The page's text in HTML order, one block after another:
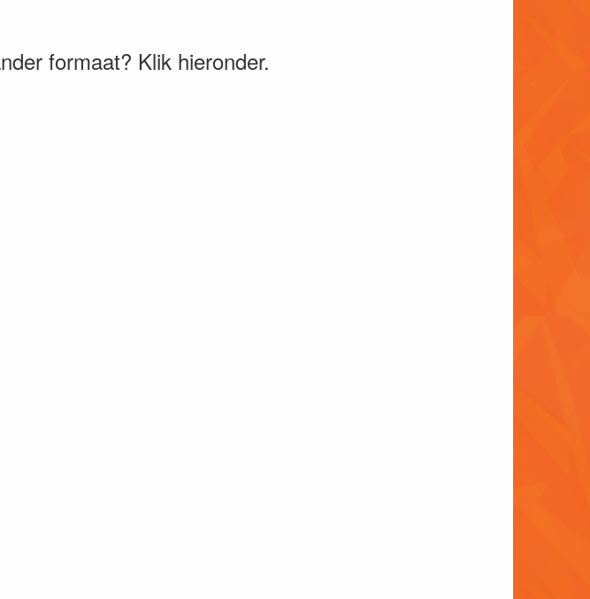
formaat? Klik hieronder.